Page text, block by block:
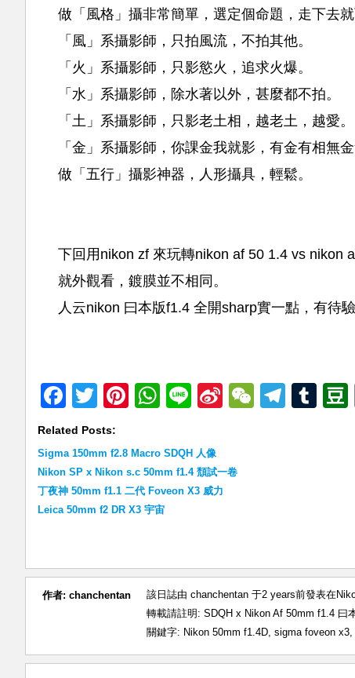
做「風格」攝非常簡單，選定個命題，走下去就
「風」系攝影師，只拍風流，不拍其他。
「火」系攝影師，只影慾火，追求火爆。
「水」系攝影師，除水著以外，甚麼都不拍。
「土」系攝影師，只影老土相，越老土，越愛。
「金」系攝影師，你課金我就影，有金有相無
做「五行」攝影神器，人形攝具，輕鬆。
下回用nikon zf 來玩轉nikon af 50 1.4 vs nikon
就外觀看，鍍膜並不相同。
人云nikon 曰本版f1.4 全開sharp實一點，有待驗
Facebook
TwitterPinterest
WhatsApp
LineSinaWeChat
Related Posts:
Sigma 150mm f2.8 Macro SDQH 人像
Nikon SP x Nikon s.c 50mm f1.4 頹試一卷
丁夜神 50mm f1.1 二代 Foveon X3 威力
Leica 50mm f2 DR X3 宇宙
作者: chanchentan 該日誌由 chanchentan 于2 years前發表在
轉載請註明: SDQH x Nikon Af 50mm f1.4 曰
關鍵字: Nikon 50mm f1.4D, sigma foveon x3,